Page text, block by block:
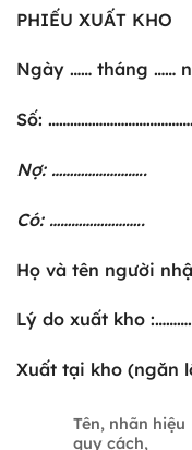
PHIẾU XUẤT KHO
Ngày …… tháng ……
Số:
Nợ: ……………………..
Có: ……………………..
Họ và tên người
Lý do xuất kho
Xuất tại kho (ngăn
Tên, nhãn hiệu
quy cách,